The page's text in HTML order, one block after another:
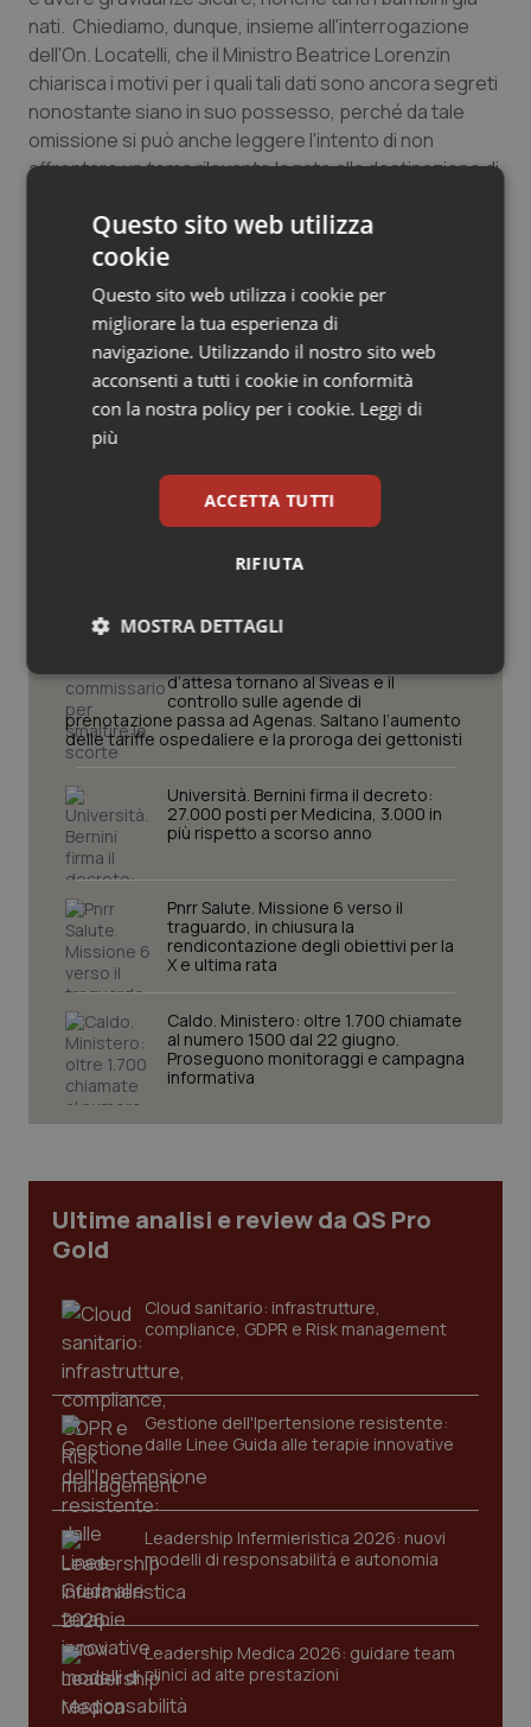
Salute orale & impianti
Sangue & coagulazione
Tiroide
Tumore al seno
Tumore ovarico
Tumori del Polmone & Testa Collo
Tumori gastrointestinali
nati. Chiediamo, dunque, insieme all'interrogazione
dell'On. Locatelli, che il Ministro Beatrice Lorenzin
chiarisca i motivi per i quali tali dati sono ancora segreti
nonostante siano in suo possesso, perché da tale
omissione si può anche leggere l'intento di non
affrontare un tema rilevante legato alla destinazione di
anche in questo settore”.
27 Gennaio 2017
© Riproduzione riservata
Potrebbe interessarti in
Governo e Parlamento
d’attesa tornano al Siveas e il
controllo sulle agende di
prenotazione passa ad Agenas. Saltano l’aumento
delle tariffe ospedaliere e la proroga dei gettonisti
Università. Bernini firma il decreto:
27.000 posti per Medicina, 3.000 in
più rispetto a scorso anno
Pnrr Salute. Missione 6 verso il
traguardo, in chiusura la
rendicontazione degli obiettivi per la
X e ultima rata
Caldo. Ministero: oltre 1.700 chiamate
al numero 1500 dal 22 giugno.
Proseguono monitoraggi e campagna
informativa
Ultime analisi e review da QS Pro
Gold
Cloud sanitario: infrastrutture,
compliance, GDPR e Risk management
Gestione dell'Ipertensione resistente:
dalle Linee Guida alle terapie innovative
Leadership Infermieristica 2026: nuovi
modelli di responsabilità e autonomia
Leadership Medica 2026: guidare team
clinici ad alte prestazioni
Questo sito web utilizza
cookie
Questo sito web utilizza i cookie per
migliorare la tua esperienza di
navigazione. Utilizzando il nostro sito web
acconsenti a tutti i cookie in conformità
con la nostra policy per i cookie. Leggi di
più
ACCETTA TUTTI
RIFIUTA
MOSTRA DETTAGLI
Necessari Statistici Marketing
Necessari Statistici Marketing
sito web abilitandone funzionalità di base quali la
navigazione sulle pagine e l'accesso alle aree
protette del sito. Il sito web non è in grado di
funzionare correttamente senza questi cookie.
Nome
Fornitore/Dominio
VISITOR_PRIVACY_METADATA
YouTube
.youtube.com
CookieScriptConsent
CookieScript
www.quotidianosanita.it
tracking-sites-ironfish-